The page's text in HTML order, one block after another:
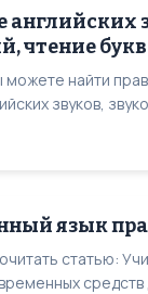
чтение
можете найти
звуков,
язык
статью:
средств